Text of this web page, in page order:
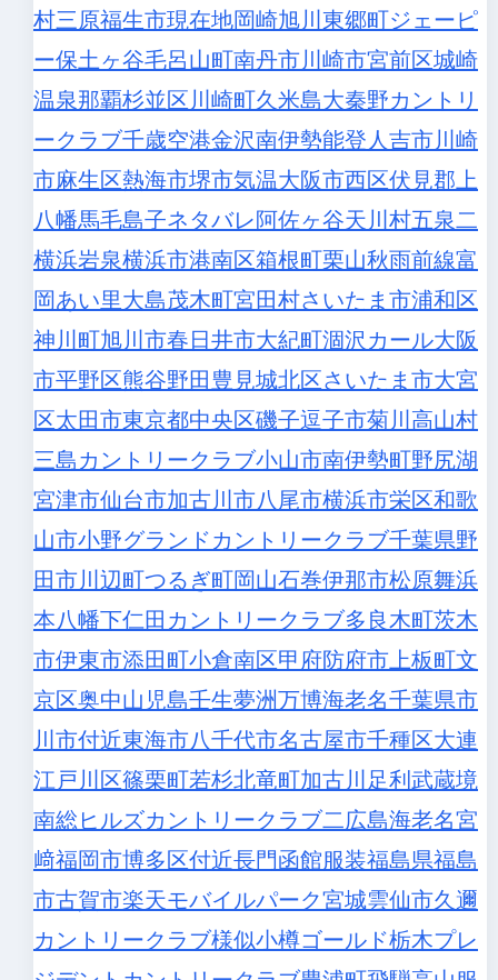
村三原福生市現在地岡崎旭川東郷町ジェーピ
ー保土ヶ谷毛呂山町南丹市川崎市宮前区城崎
温泉那覇杉並区川崎町久米島大秦野カントリ
ークラブ千歳空港金沢南伊勢能登人吉市川崎
市麻生区熱海市堺市気温大阪市西区伏見郡上
八幡馬毛島子ネタバレ阿佐ヶ谷天川村五泉二
横浜岩泉横浜市港南区箱根町栗山秋雨前線富
岡あい里大島茂木町宮田村さいたま市浦和区
神川町旭川市春日井市大紀町涸沢カール大阪
市平野区熊谷野田豊見城北区さいたま市大宮
区太田市東京都中央区磯子逗子市菊川高山村
三島カントリークラブ小山市南伊勢町野尻湖
宮津市仙台市加古川市八尾市横浜市栄区和歌
山市小野グランドカントリークラブ千葉県野
田市川辺町つるぎ町岡山石巻伊那市松原舞浜
本八幡下仁田カントリークラブ多良木町茨木
市伊東市添田町小倉南区甲府防府市上板町文
京区奥中山 児島壬生夢洲万博海老名千葉県市
川市付近東海市八千代市名古屋市千種区大連
江戸川区篠栗町若杉北竜町加古川足利武蔵境
南総ヒルズカントリークラブ二広島海老名宮
﨑福岡市博多区付近長門函館服装福島県福島
市古賀市楽天モバイルパーク宮城雲仙市久邇
カントリークラブ様似小樽ゴールド栃木プレ